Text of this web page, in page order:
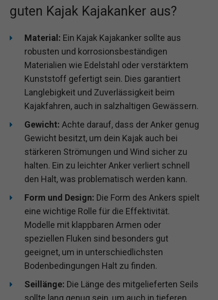
guten Kajak Kajakanker aus?
Material: Ein Kajak Kajakanker sollte aus
robusten und korrosionsbeständigen
Materialien wie Edelstahl oder verstärktem
Kunststoff gefertigt sein. Dies garantiert
Langlebigkeit und Zuverlässigkeit beim
Kajakfahren, auch in salzhaltigen Gewässern.
Gewicht: Achte darauf, dass der Anker genug
Gewicht besitzt, um dein Kajak auch bei
stärkeren Strömungen und Wind sicher zu
halten. Ein zu leichter Anker verliert schnell
den Halt, was problematisch werden kann.
Form und Design: Die Form des Ankers spielt
eine wichtige Rolle für die Effektivität.
Modelle mit klappbaren Armen oder
speziellen Fluken sind besonders gut
geeignet, um in unterschiedlichsten
Bodenbedingungen Halt zu finden.
Seillänge: Die Länge des mitgelieferten Seils
sollte lang genug sein, um auch in tieferen